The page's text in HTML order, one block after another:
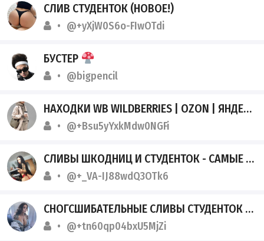
СЛИВ СТУДЕНТОК (НОВОЕ!)
@+yXjW0S6o-FIwOTdi
БУСТЕР
@bigpencil
НАХОДКИ WB WILDBERRIES | OZON | ЯНДЕКС МАРКЕТ
@+Bsu5yYxkMdw0NGFi
СЛИВЫ ШКОДНИЦ И СТУДЕНТОК - САМЫЕ СВЕЖИЕ!
@+_VA-IJ88wdQ3OTk6
СНОГСШИБАТЕЛЬНЫЕ СЛИВЫ СТУДЕНТОК
@+tn60qp04bxU5MjZi